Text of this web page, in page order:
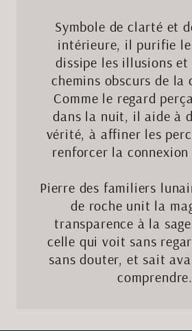
Symbole de clarté et
intérieure, il purifie
dissipe les illusions
chemins obscurs de la
Comme le regard
dans la nuit, il aide à
vérité, à affiner les
renforcer la
Pierre des familiers
de roche unit la
transparence à la
celle qui voit sans
sans douter, et sait
comprendre.